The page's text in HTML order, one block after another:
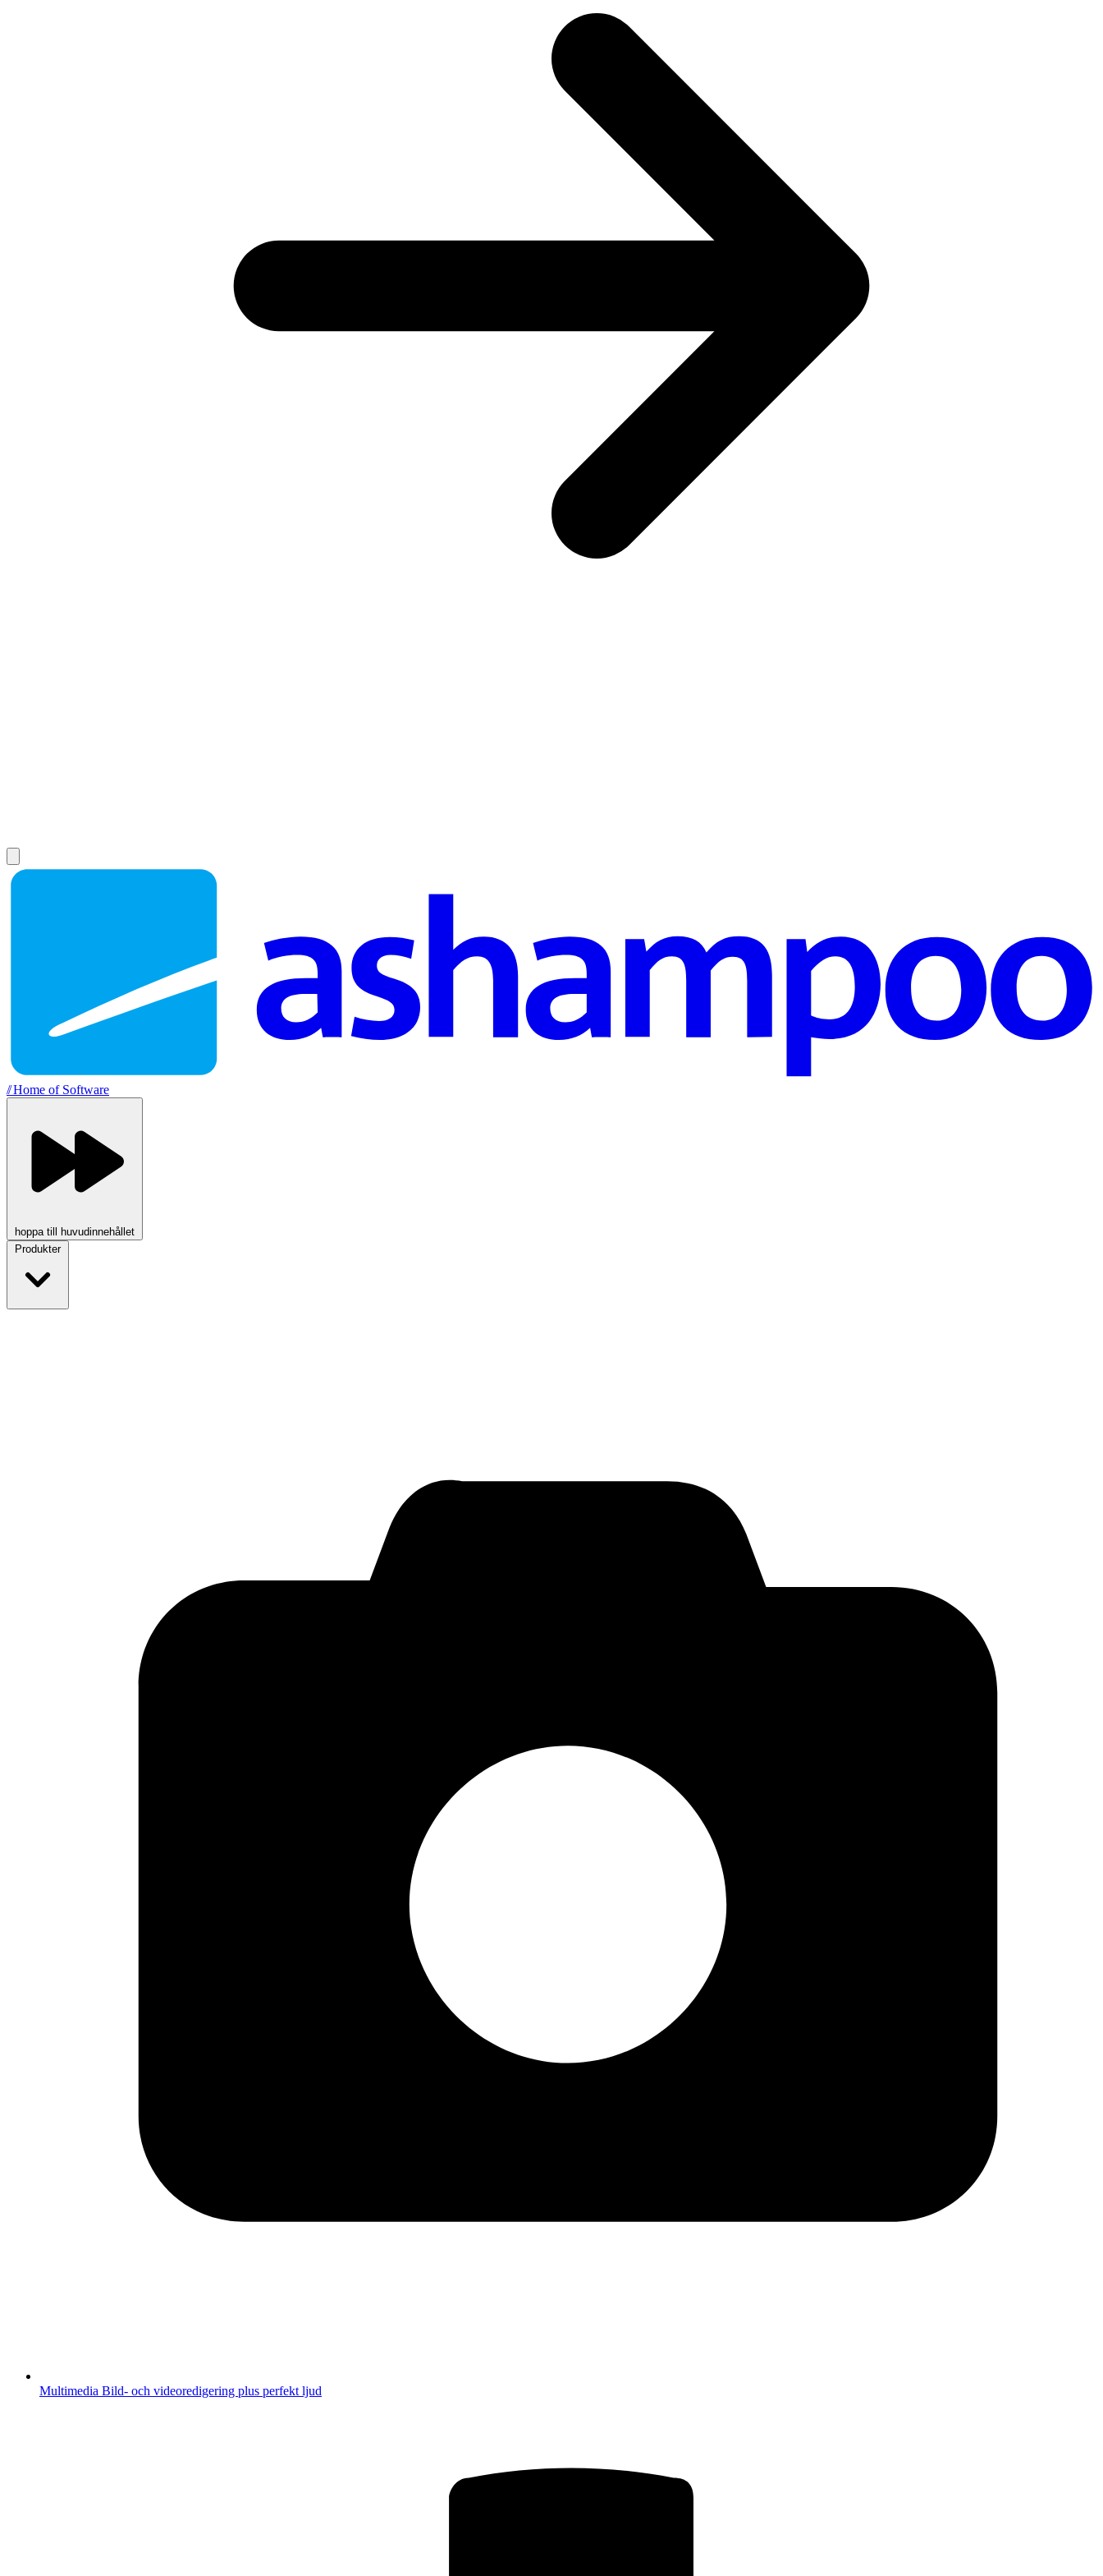
//Home of Software
hoppa till huvudinnehållet
Produkter
Multimedia Bild- och videoredigering plus perfekt ljud